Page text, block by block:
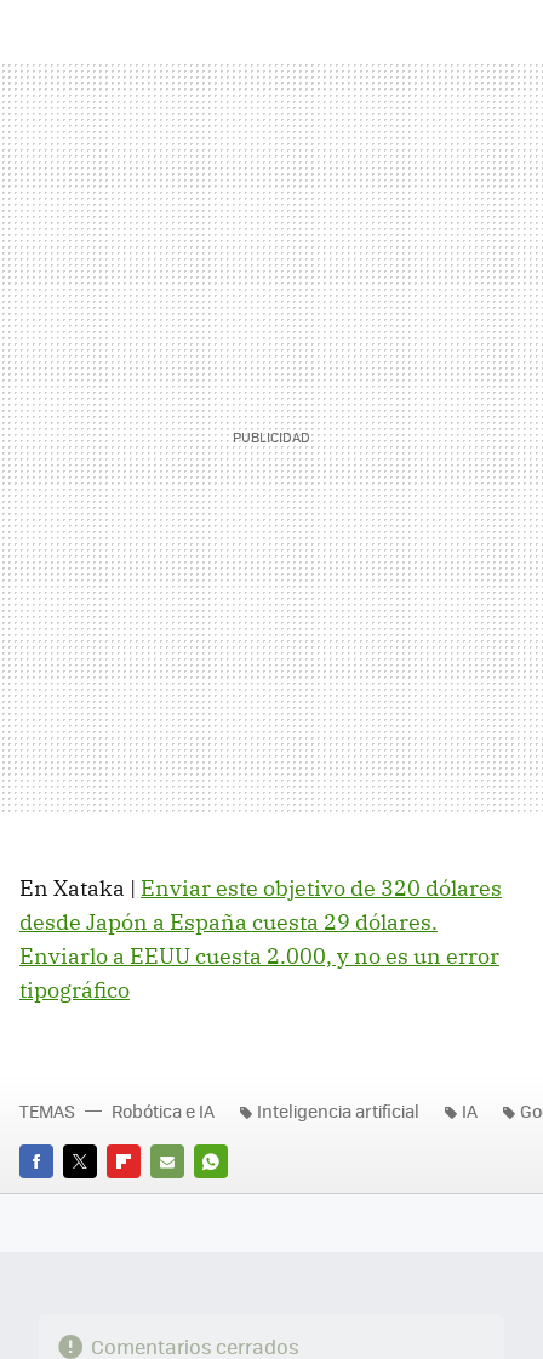
En Xataka | Enviar este objetivo de 320 dólares
desde Japón a España cuesta 29 dólares.
Enviarlo a EEUU cuesta 2.000, y no es un error
tipográfico
FACEBOOK
TWITTERFLIPBOARD
E-
WHATSAPP
TEMAS Robótica e IA Inteligencia artificial IA
Comentarios cerrados